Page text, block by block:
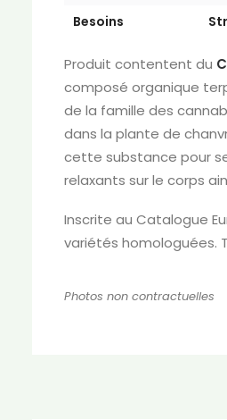
Besoins
Produit contentent du
composé organique
de la famille des
dans la plante de
cette substance pour
relaxants sur le corps
Inscrite au Catalogue
variétés homologuées.
Photos non contractuelles